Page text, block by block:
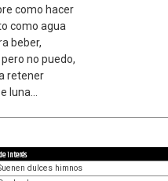
como hacer
como agua
beber,
no puedo,
retener
luna...
interés
dulces himnos